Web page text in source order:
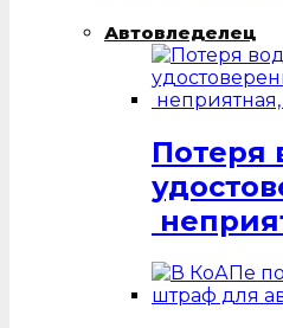
Автовледелец
Потеря